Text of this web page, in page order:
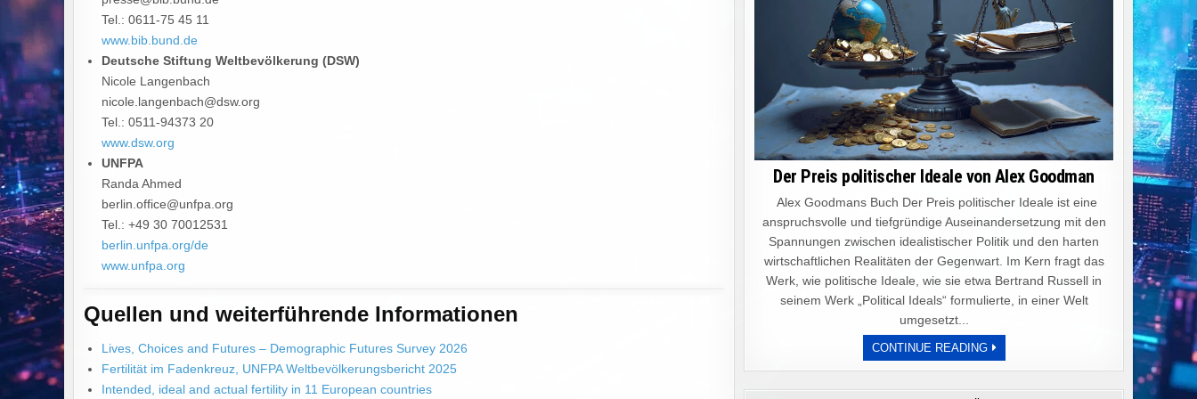
Tel.: 0611-75 45 11
www.bib.bund.de
Deutsche Stiftung Weltbevölkerung (DSW)
Nicole Langenbach
nicole.langenbach@dsw.org
Tel.: 0511-94373 20
www.dsw.org
UNFPA
Randa Ahmed
berlin.office@unfpa.org
Tel.: +49 30 70012531
berlin.unfpa.org/de
www.unfpa.org
Quellen und weiterführende Informationen
Lives, Choices and Futures – Demographic Futures Survey 2026
Fertilität im Fadenkreuz, UNFPA Weltbevölkerungsbericht 2025
Intended, ideal and actual fertility in 11 European countries
Der Preis politischer Ideale von Alex Goodman
Alex Goodmans Buch Der Preis politischer Ideale ist eine
anspruchsvolle und tiefgründige Auseinandersetzung mit den
Spannungen zwischen idealistischer Politik und den harten
wirtschaftlichen Realitäten der Gegenwart. Im Kern fragt das
Werk, wie politische Ideale, wie sie etwa Bertrand Russell in
seinem Werk „Political Ideals“ formulierte, in einer Welt
umgesetzt...
CONTINUE READINGDER
PREIS
POLITISCHER
VON